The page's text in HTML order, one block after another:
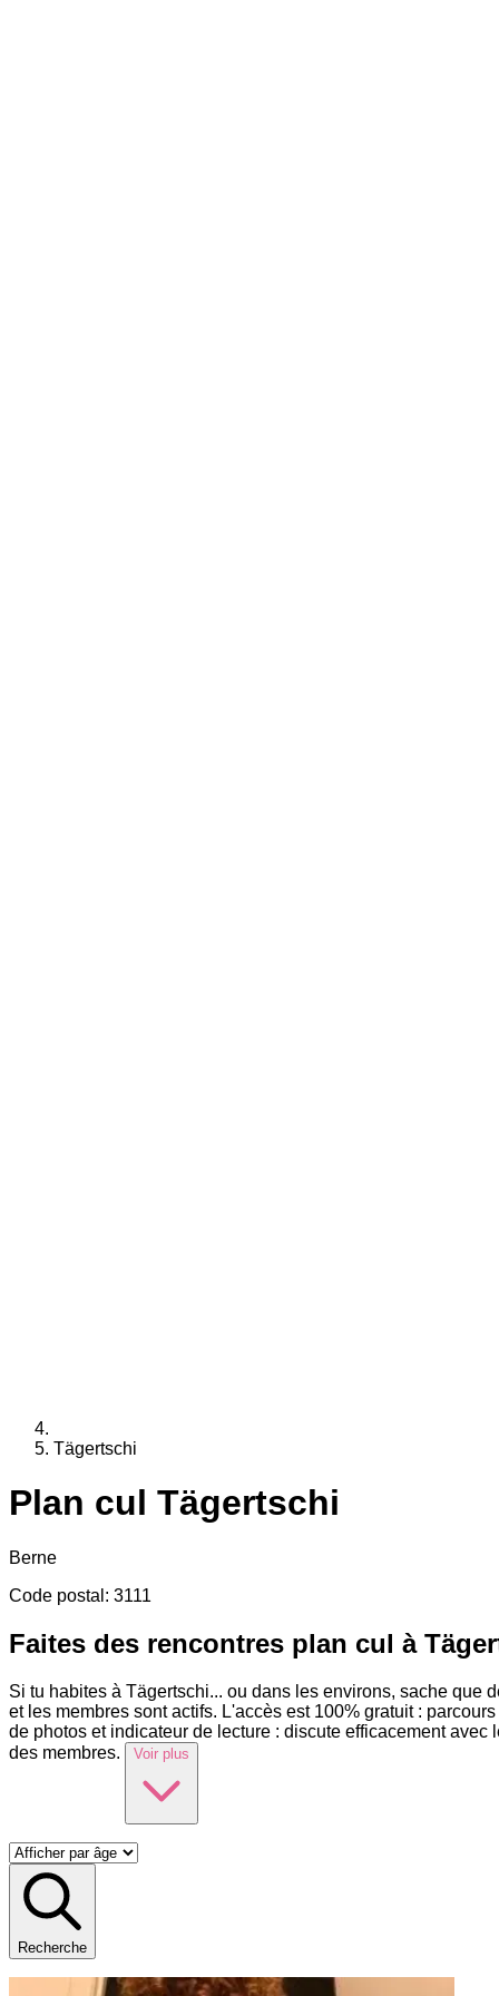
Tägertschi
Plan cul Tägertschi
Berne
Code postal : 3111
Faites des rencontres plan cul à
Si tu habites à Tägertschi... ou dans les environs, sache que
et les membres sont actifs. L'accès est 100% gratuit :
de photos et indicateur de lecture : discute efficacement
des membres.
Voir plus
Recherche